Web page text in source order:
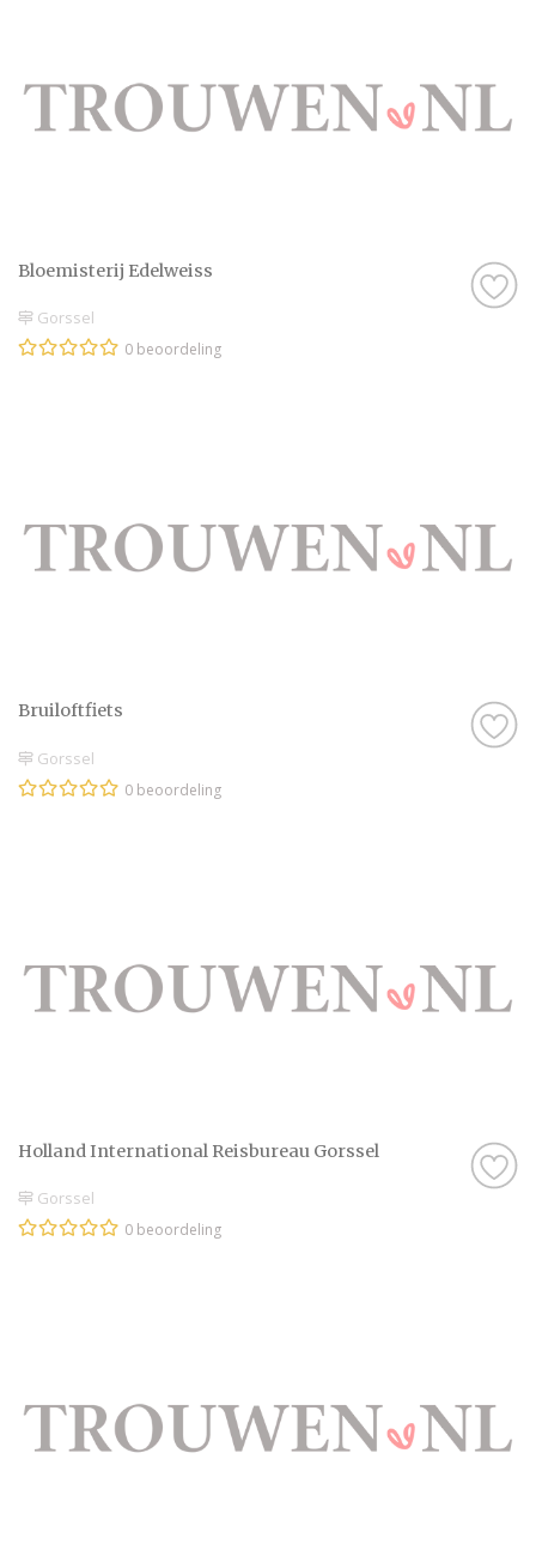
Bloemisterij Edelweiss
Gorssel
0 beoordeling
Bruiloftfiets
Gorssel
0 beoordeling
Holland International Reisbureau Gorssel
Gorssel
0 beoordeling